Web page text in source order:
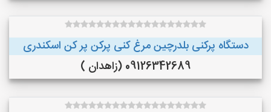
دستگاه پرکنی بلدرچین مرغ کنی پرکن پر کن اسکندری
09126342689 (زاهدان )